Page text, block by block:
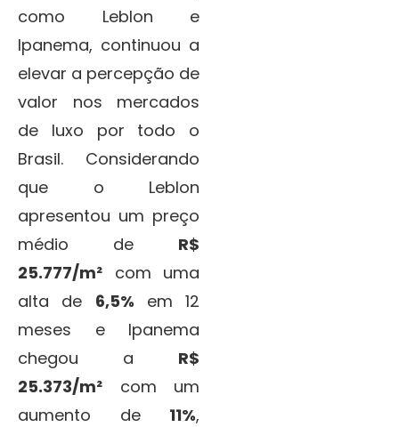
como Leblon e
Ipanema, continuou a
elevar a percepção de
valor nos mercados
de luxo por todo o
Brasil. Considerando
que o Leblon
apresentou um preço
médio de R$
25.777/m² com uma
alta de 6,5% em 12
meses e Ipanema
chegou a R$
25.373/m² com um
aumento de 11%,